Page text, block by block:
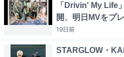
「Drivin' My Life
開、明日MVをプ
19日前
STARGLOW・